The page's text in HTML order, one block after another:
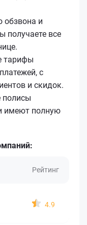
обзвона и
получаете все
тарифы
с
и скидок.
полисы
имеют полную
Рейтинг
4.9